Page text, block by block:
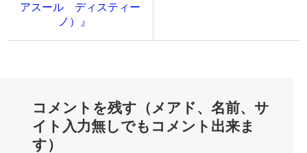
アスール ディスティー
ノ）』
コメントを残す（メアド、名前、サ
イト入力無しでもコメント出来ま
す）